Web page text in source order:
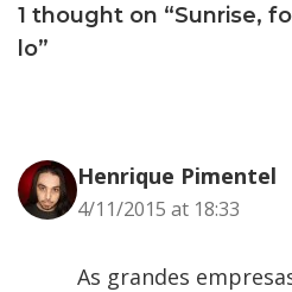
1 thought on “Sunrise,
lo”
Henrique Pimentel
4/11/2015 at 18:33
As grandes